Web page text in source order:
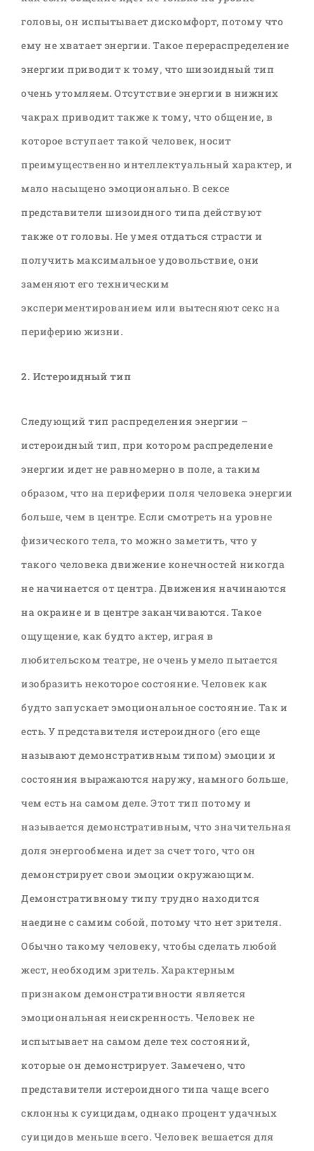
головы, он испытывает дискомфорт, потому что
ему не хватает энергии. Такое перераспределение
энергии приводит к тому, что шизоидный тип
очень утомляем. Отсутствие энергии в нижних
чакрах приводит также к тому, что общение, в
которое вступает такой человек, носит
преимущественно интеллектуальный характер, и
мало насыщено эмоционально. В сексе
представители шизоидного типа действуют
также от головы. Не умея отдаться страсти и
получить максимальное удовольствие, они
заменяют его техническим
экспериментированием или вытесняют секс на
периферию жизни.
2. Истероидный тип
Следующий тип распределения энергии –
истероидный тип, при котором распределение
энергии идет не равномерно в поле, а таким
образом, что на периферии поля человека энергии
больше, чем в центре. Если смотреть на уровне
физического тела, то можно заметить, что у
такого человека движение конечностей никогда
не начинается от центра. Движения начинаются
на окраине и в центре заканчиваются. Такое
ощущение, как будто актер, играя в
любительском театре, не очень умело пытается
изобразить некоторое состояние. Человек как
будто запускает эмоциональное состояние. Так и
есть. У представителя истероидного (его еще
называют демонстративным типом) эмоции и
состояния выражаются наружу, намного больше,
чем есть на самом деле. Этот тип потому и
называется демонстративным, что значительная
доля энергообмена идет за счет того, что он
демонстрирует свои эмоции окружающим.
Демонстративному типу трудно находится
наедине с самим собой, потому что нет зрителя.
Обычно такому человеку, чтобы сделать любой
жест, необходим зритель. Характерным
признаком демонстративности является
эмоциональная неискренность. Человек не
испытывает на самом деле тех состояний,
которые он демонстрирует. Замечено, что
представители истероидного типа чаще всего
склонны к суицидам, однако процент удачных
суицидов меньше всего. Человек вешается для